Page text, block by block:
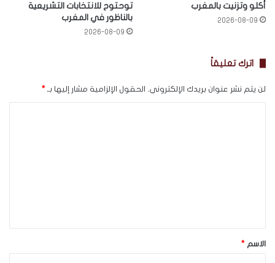
أكلو وتزنيت بالمغرب
2026-08-09
توحتوح للانتخابات التشريعية
بالناظور في المغرب
2026-08-09
اترك تعليقاً
لن يتم نشر عنوان بريدك الإلكتروني. الحقول الإلزامية مشار إليها بـ *
*الاسم *